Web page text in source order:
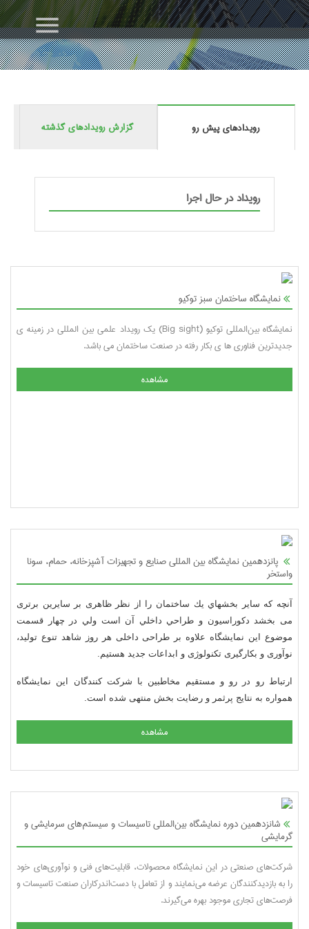
menu
رویدادهای پیش رو گزارش رویدادهای گذشته
رویداد در حال اجرا
نمایشگاه ساختمان سبز توکیو
نمایشگاه بین‌المللی توکیو (Big sight) یک رویداد علمی بین المللی در زمینه ی
جدیدترین فناوری ها ی بکار رفته در صنعت ساختمان می باشد.
مشاهده
پانزدهمین نمايشگاه بين المللی صنايع و تجهيزات آشپزخانه، حمام، سونا
واستخر
آنچه كه ساير بخشهاي يك ساختمان را از نظر ظاهری بر سايرين برتری
می بخشد دكوراسيون و طراحي داخلي آن است ولي در چهار قسمت
موضوع اين نمايشگاه علاوه بر طراحی داخلی هر روز شاهد تنوع توليد،
نوآوری و بكارگيری تكنولوژی و ابداعات جديد هستيم.
ارتباط رو در رو و مستقيم مخاطبين با شركت كنندگان اين نمايشگاه
همواره به نتايج پرثمر و رضايت بخش منتهی شده است.
مشاهده
شانزدهمین دوره نمایشگاه بین‌المللی تاسیسات و سیستم‌های سرمایشی و
گرمایشی
شرکت‌های صنعتی در این نمایشگاه محصولات، قابلیت‌های فنی و نوآوری‌های خود
را به بازدیدکنندگان عرضه می‌نمایند و از تعامل با دست‌اندرکاران صنعت تاسیسات و
فرصت‌های تجاری موجود بهره می‌گیرند.